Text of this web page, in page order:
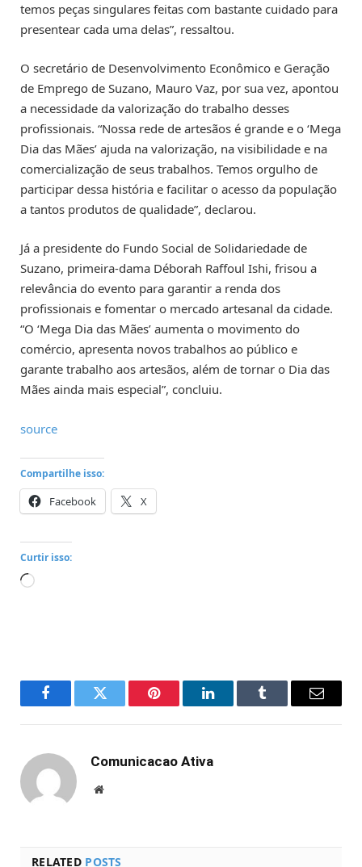
temos peças singulares feitas com bastante cuidado para
presentear cada uma delas”, ressaltou.
O secretário de Desenvolvimento Econômico e Geração
de Emprego de Suzano, Mauro Vaz, por sua vez, apontou
a necessidade da valorização do trabalho desses
profissionais. “Nossa rede de artesãos é grande e o ‘Mega
Dia das Mães’ ajuda na valorização, na visibilidade e na
comercialização de seus trabalhos. Temos orgulho de
participar dessa história e facilitar o acesso da população
a tantos produtos de qualidade”, declarou.
Já a presidente do Fundo Social de Solidariedade de
Suzano, primeira-dama Déborah Raffoul Ishi, frisou a
relevância do evento para garantir a renda dos
profissionais e fomentar o mercado artesanal da cidade.
“O ‘Mega Dia das Mães’ aumenta o movimento do
comércio, apresenta novos trabalhos ao público e
garante trabalho aos artesãos, além de tornar o Dia das
Mães ainda mais especial”, concluiu.
source
Compartilhe isso:
Facebook X
Curtir isso:
Carregando...
FacebookTwitter Pinterest LinkedInTumblr Email
Comunicacao Ativa
Website
RELATED POSTS